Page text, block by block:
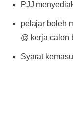
PJJ
pelajar boleh
@ kerja calon
Syarat